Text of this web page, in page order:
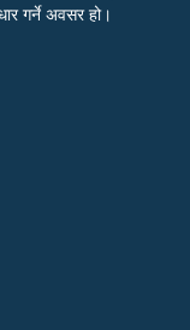
गर्ने अवसर हो।